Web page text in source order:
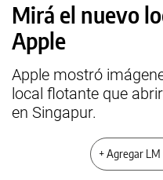
Mirá el nuevo
Apple
Apple mostró
local flotante que
en Singapur.
+ Agregar